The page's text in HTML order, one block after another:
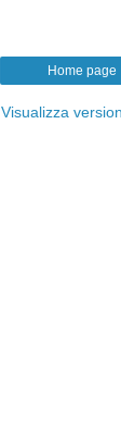
Home page
Visualizza